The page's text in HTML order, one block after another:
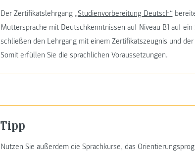
Der Zertifikatslehrgang „Studienvorbereitung Deutsch“
Muttersprache mit Deutschkenntnissen auf Niveau B1 auf ein
schließen den Lehrgang mit einem Zertifikatszeugnis und
Somit erfüllen Sie die sprachlichen Voraussetzungen.
Tipp
Nutzen Sie außerdem die Sprachkurse, das